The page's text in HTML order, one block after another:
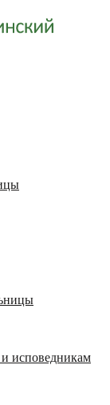
исповедникам